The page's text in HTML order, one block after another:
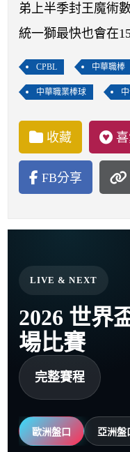
弟上半季封王魔術
統一獅最快也會在
CPBL 中華職棒
中華職業棒球
收藏
FB分享
LIVE & NEXT
2026 世界
場比賽
完整賽程
歐洲盤口 亞洲盤